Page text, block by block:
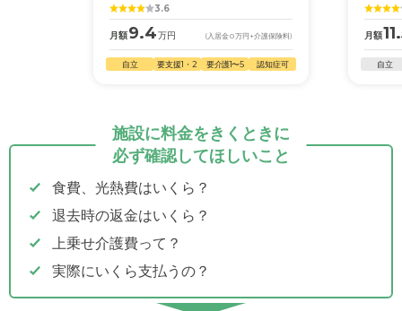
3.6
月額9.4万円 (入居金0万円 +介護保険料)
自立 要支援1・2 要介護1〜5 認知症可
月額
自立
施設に料金をきくときに
必ず確認してほしいこと
食費、光熱費はいくら？
退去時の返金はいくら？
上乗せ介護費って？
実際にいくら支払うの？